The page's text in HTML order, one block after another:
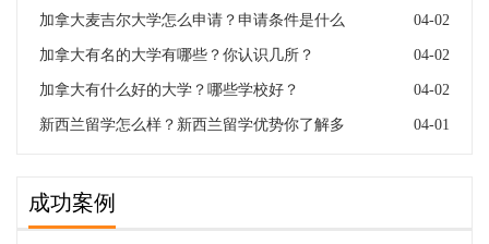
加拿大麦吉尔大学怎么申请？申请条件是什么 04-02
加拿大有名的大学有哪些？你认识几所？ 04-02
加拿大有什么好的大学？哪些学校好？ 04-02
新西兰留学怎么样？新西兰留学优势你了解多 04-01
成功案例